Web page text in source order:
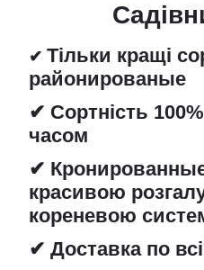
✔ Тільки кращі
районированые
✔ Сортність
часом
✔
красивою
кореневою
✔ Доставка по